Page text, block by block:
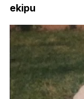
ekipu